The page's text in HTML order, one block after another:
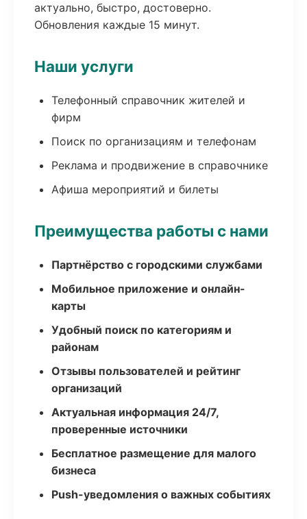
актуально, быстро, достоверно.
Обновления каждые 15 минут.
Наши услуги
Телефонный справочник жителей и
фирм
Поиск по организациям и телефонам
Реклама и продвижение в справочнике
Афиша мероприятий и билеты
Преимущества работы с нами
Партнёрство с городскими службами
Мобильное приложение и онлайн-
карты
Удобный поиск по категориям и
районам
Отзывы пользователей и рейтинг
организаций
Актуальная информация 24/7,
проверенные источники
Бесплатное размещение для малого
бизнеса
Push-уведомления о важных событиях